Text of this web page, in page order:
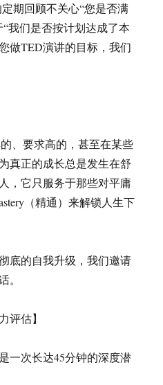
期回顾不关心“您是否满
我们是否按计划达成了本
做TED演讲的目标，我们
、要求高的，甚至在某些
正的成长总是发生在舒
，它只服务于那些对平庸
（精通）来解锁人生下
底的自我升级，我们邀请
。
评估】
一次长达45分钟的深度潜